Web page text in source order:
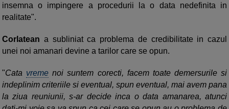
insemna o impingere a procedurii la o data nedefinita in
realitate".
Corlatean a subliniat ca problema de credibilitate in cazul
unei noi amanari devine a tarilor care se opun.
"Cata vreme noi suntem corecti, facem toate demersurile si
indeplinim criteriile si eventual, spun eventual, mai avem pana
la ziua reuniunii, s-ar decide inca o data amanarea, atunci